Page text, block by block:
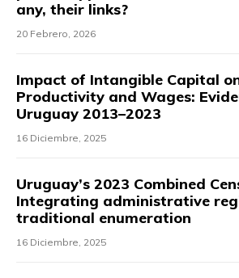
any, their links?
20 Febrero, 2026
Impact of Intangible Capital
Productivity and Wages:
Uruguay 2013–2023
16 Diciembre, 2025
Uruguay’s 2023 Combined
Integrating administrative
traditional enumeration
16 Diciembre, 2025